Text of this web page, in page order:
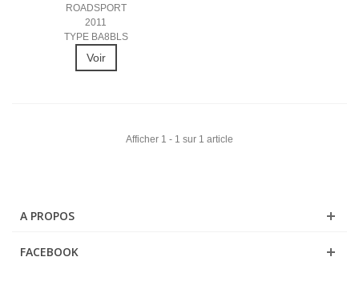
ROADSPORT
2011
TYPE BA8BLS
Voir
Afficher 1 - 1 sur 1 article
A PROPOS
FACEBOOK